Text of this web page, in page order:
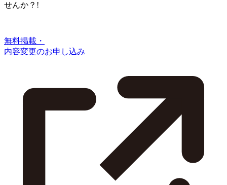
せんか？!
無料掲載・
内容変更のお申し込み